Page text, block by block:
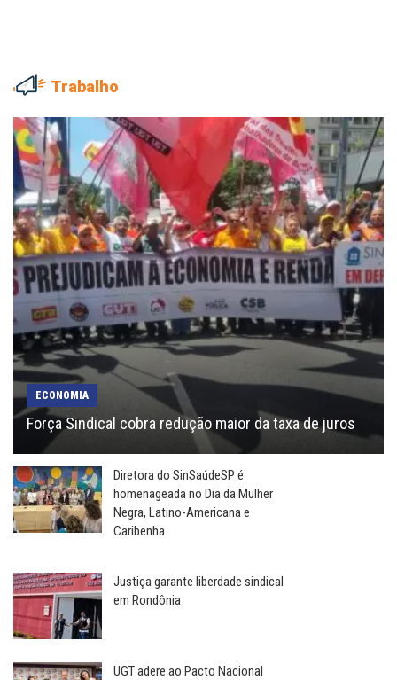
Trabalho
ECONOMIA
Força Sindical cobra redução maior da taxa de juros
Diretora do SinSaúdeSP é
homenageada no Dia da Mulher
Negra, Latino-Americana e
Caribenha
Justiça garante liberdade sindical
em Rondônia
UGT adere ao Pacto Nacional